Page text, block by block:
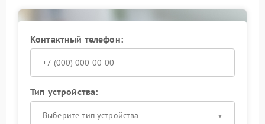
Контактный телефон:
Тип устройства:
Выберите тип устройства